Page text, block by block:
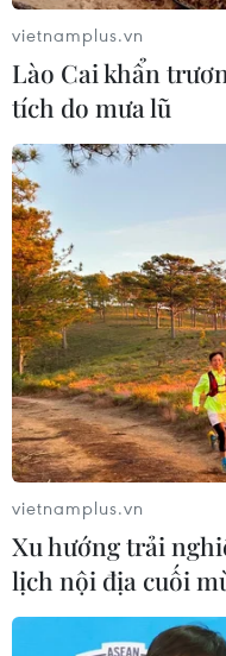
vietnamplus.vn
Lào Cai khẩn
tích do mưa lũ
vietnamplus.vn
Xu hướng trải
lịch nội địa cuối